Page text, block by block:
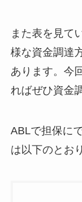
また表を見て
様な資金調達
あります。今
ればぜひ資金
ABLで担保に
は以下のとお